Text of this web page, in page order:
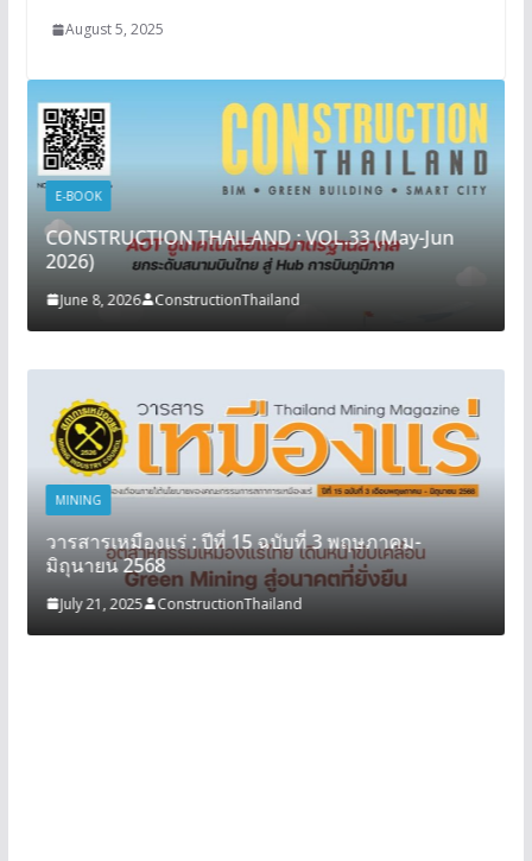
August 5, 2025
E-BOOK
CONSTRUCTION THAILAND : VOL.33 (May-Jun
2026)
June 8, 2026 ConstructionThailand
MINING
วารสารเหมืองแร่ : ปีที่ 15 ฉบับที่ 3 พฤษภาคม-
มิถุนายน 2568
July 21, 2025 ConstructionThailand